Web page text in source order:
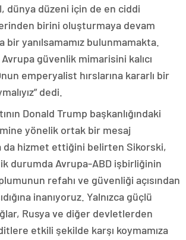
dünya düzeni için de en ciddi
birini oluşturmaya devam
yanılsamamız bulunmamakta.
Avrupa güvenlik mimarisini kalıcı
emperyalist hırslarına kararlı bir
dedi.
Donald Trump başkanlığındaki
yönelik ortak bir mesaj
da hizmet ettiğini belirten Sikorski,
durumda Avrupa-ABD işbirliğinin
refahı ve güvenliği açısından
inanıyoruz. Yalnızca güçlü
Rusya ve diğer devletlerden
etkili şekilde karşı koymamıza